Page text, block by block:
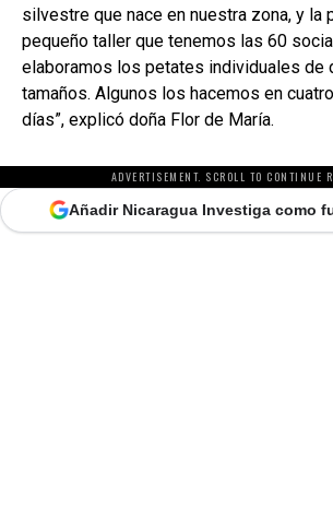
silvestre que nace en nuestra zona, y la
pequeño taller que tenemos las 60
elaboramos los petates individuales de
tamaños. Algunos los hacemos en
días”, explicó doña Flor de María.
ADVERTISEMENT. SCROLL TO CONTINUE
Añadir Nicaragua Investiga como